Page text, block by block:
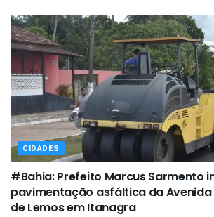
CIDADES
#Bahia: Prefeito Marcus Sarmento
pavimentação asfáltica da Avenida
de Lemos em Itanagra